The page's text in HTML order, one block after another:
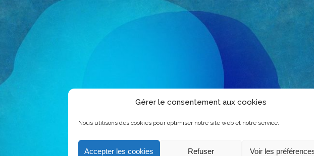
Gérer le consentement aux cookies
Nous utilisons des cookies pour optimiser notre site web et notre service.
Accepter les cookies Refuser Voir les